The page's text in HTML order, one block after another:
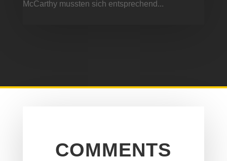
McCarthy mussten sich entsprechend...
COMMENTS